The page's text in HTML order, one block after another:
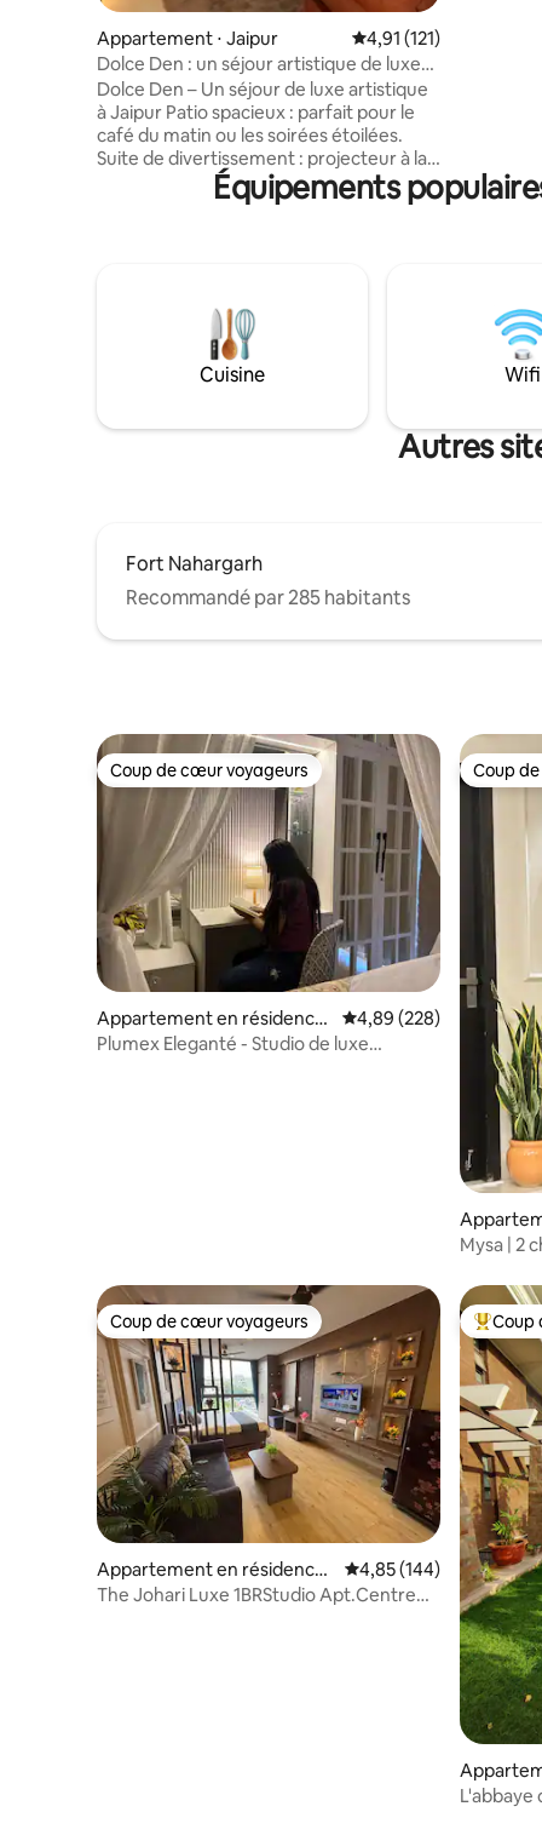
Appartement ⋅ Jaipur Évaluation moyenne
4,91 (121)
Dolce Den : un séjour artistique de luxe
par Artive Stays
Dolce Den – Un séjour de luxe artistique
à Jaipur Patio spacieux : parfait pour le
café du matin ou les soirées étoilées.
Suite de divertissement : projecteur à la
fine pointe de la technologie et table de
billard élégante pour un plaisir ultime.
luxe vibrant inspiré des flamants roses
Gourmet Open Kitchen & Bar : un espace
chic pour des créations culinaires et des
boissons élégantes Dolce Den allie
expérience inoubliable.
Équipements
Cuisine Wifi
Autres
Fort Nahargarh
Recommandé par 285 habitants
Coup de cœur voyageurs
Coup de cœur voyageurs
Appartement en résidence
⋅ Jaipur
Évaluation moyenne
4,89 (228)
Plumex Eleganté - Studio de luxe
Coup
Coup
⋅ Jaipur
Mysa | 2
Coup de cœur voyageurs
Coup de cœur voyageurs
Appartement en résidence ⋅
Jaipur
Évaluation moyenne
4,85 (144)
The Johari Luxe 1BRStudio Apt.Centre
Coups
Coup
Jaipur
L'abbaye